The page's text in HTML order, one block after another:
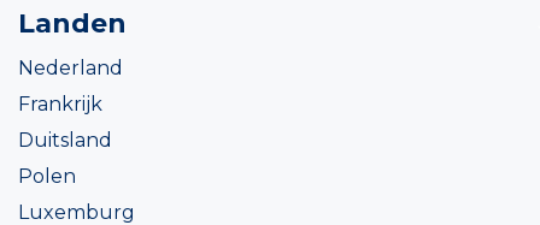
Landen
Nederland
Frankrijk
Duitsland
Polen
Luxemburg